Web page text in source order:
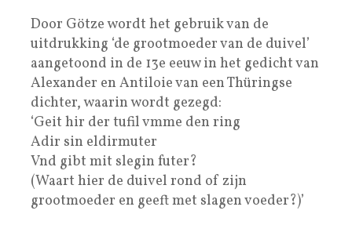
Door Götze wordt het gebruik van de
uitdrukking ‘de grootmoeder van de duivel’
aangetoond in de 13e eeuw in het gedicht van
Alexander en Antiloie van een Thüringse
dichter, waarin wordt gezegd:
‘Geit hir der tufil vmme den ring
Adir sin eldirmuter
Vnd gibt mit slegin futer?
(Waart hier de duivel rond of zijn
grootmoeder en geeft met slagen voeder?)’